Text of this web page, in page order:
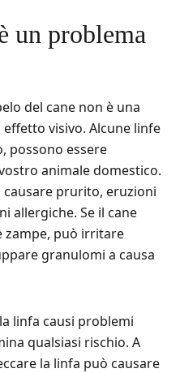
un problema
del cane non è una
visivo. Alcune linfe
possono essere
animale domestico.
causare prurito, eruzioni
allergiche. Se il cane
zampe, può irritare
granulomi a causa
linfa causi problemi
qualsiasi rischio. A
la linfa può causare